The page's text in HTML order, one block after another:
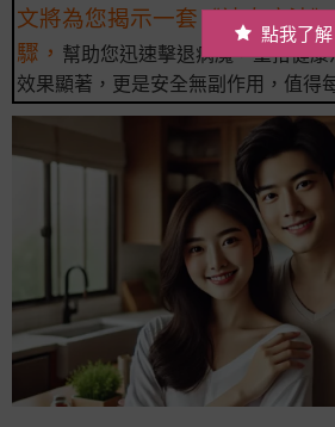
文將為您揭示一套《神奇療法
驟， 幫助您迅速擊退病魔，重拾健
效果顯著，更是安全無副作用，值得
點我了解